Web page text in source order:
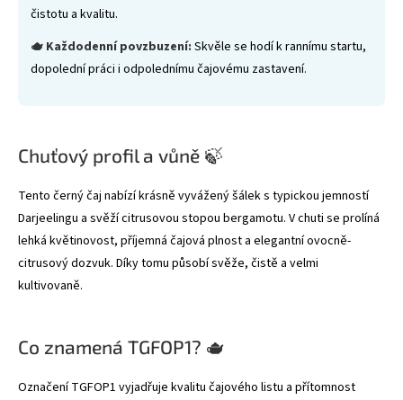
čistotu a kvalitu.
🫖 Každodenní povzbuzení: Skvěle se hodí k rannímu startu,
dopolední práci i odpolednímu čajovému zastavení.
Chuťový profil a vůně 🍃
Tento černý čaj nabízí krásně vyvážený šálek s typickou jemností
Darjeelingu a svěží citrusovou stopou bergamotu. V chuti se prolíná
lehká květinovost, příjemná čajová plnost a elegantní ovocně-
citrusový dozvuk. Díky tomu působí svěže, čistě a velmi
kultivovaně.
Co znamená TGFOP1? 🫖
Označení TGFOP1 vyjadřuje kvalitu čajového listu a přítomnost